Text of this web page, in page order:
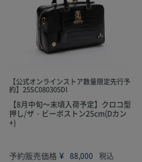
【公式オンラインストア数量限定先行予
約】25SC080305DI
【8月中旬～末頃入荷予定】クロコ型
押し/ザ・ビーボストン25cm(Dカン
+)
予約販売価格 ¥ 88,000
税込